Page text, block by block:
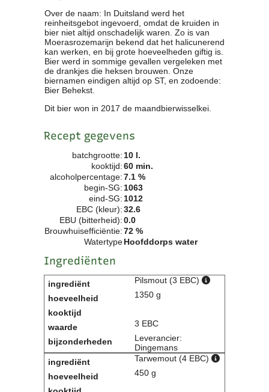
Over de naam: In Duitsland werd het
reinheitsgebot ingevoerd, omdat de kruiden in
bier niet altijd onschadelijk waren. Zo is van
Moerasrozemarijn bekend dat het halicunerend
kan werken, en bij grote hoeveelheden giftig is.
Bier werd in sommige gevallen vergeleken met
de drankjes die heksen brouwen. Onze
biernamen eindigen altijd op ST, en zodoende:
Bier Behekst.
Dit bier won in 2017 de maandbierwisselkei.
Recept gegevens
batchgrootte: 10 l.
kooktijd:60 min.
alcoholpercentage:7.1 %
begin-SG: 1063
eind-SG: 1012
EBC (kleur):32.6
EBU (bitterheid):0.0
Brouwhuisefficiëntie:72 %
WatertypeHoofddorps water
Ingrediënten
Pilsmout (3 EBC)
1350 g
3 EBC
Leverancier:
Dingemans
Tarwemout (4 EBC)
450 g
Reglementen
Privacyverklaring
Commissies
Polderbok
Wedstrijduitslagen
Prijzen
Bijzondere Leden
- Keurmeesters
- Biersommeliers
Recepten
Recepten
Zoeken
Contact
Bericht
Lid worden
Brouwcursus
Artikelen
Foto's
Links
Nieuwsflitsen
Video